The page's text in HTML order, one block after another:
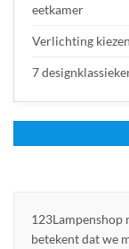
eetkamer
Verlichting
7
123Lampenshop
betekent dat we